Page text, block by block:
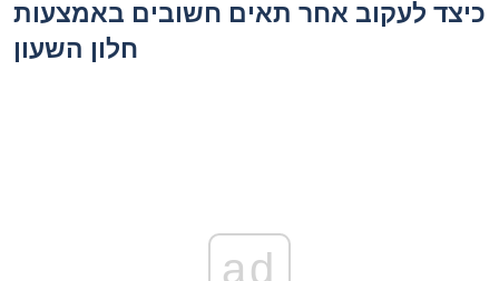
כיצד לעקוב אחר תאים חשובים באמצעות
חלון השעון
ad